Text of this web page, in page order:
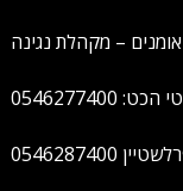
0546277400
0546287400